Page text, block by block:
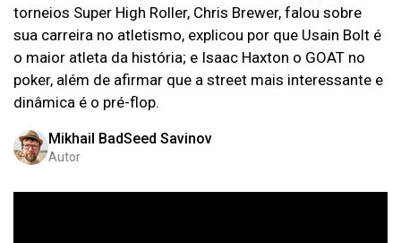
torneios Super High Roller, Chris Brewer, falou sobre
sua carreira no atletismo, explicou por que Usain Bolt é
o maior atleta da história; e Isaac Haxton o GOAT no
poker, além de afirmar que a street mais interessante e
dinâmica é o pré-flop.
Mikhail BadSeed Savinov
Autor